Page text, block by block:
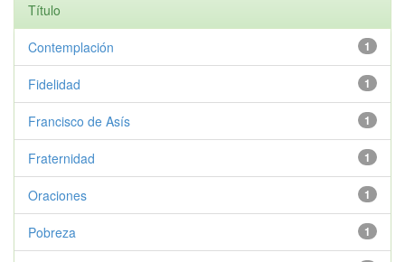
Título
1
Contemplación
1
Fidelidad
1
Francisco de Asís
1
Fraternidad
1
Oraciones
1
Pobreza